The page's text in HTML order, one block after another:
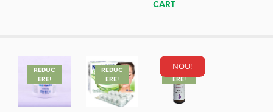
CART
REDUC
ERE!
REDUC
ERE!
NOU!
REDUC
ERE!